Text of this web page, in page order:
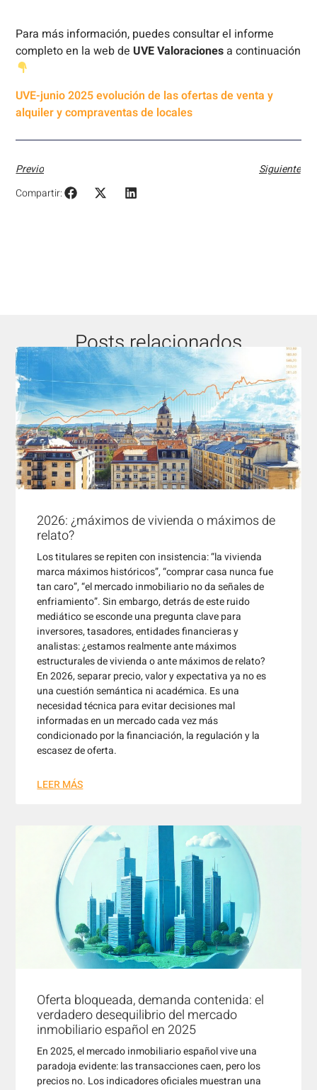
Para más información, puedes consultar el informe
completo en la web de UVE Valoracionesa continuación
UVE-junio 2025 evolución de las ofertas de venta y
alquiler y compraventas de locales
Previo
Siguiente
Compartir:
Posts relacionados
2026: ¿máximos de vivienda o máximos de
relato?
Los titulares se repiten con insistencia: “la vivienda
marca máximos históricos”, “comprar casa nunca fue
tan caro”, “el mercado inmobiliario no da señales de
enfriamiento”. Sin embargo, detrás de este ruido
mediático se esconde una pregunta clave para
inversores, tasadores, entidades financieras y
analistas: ¿estamos realmente ante máximos
estructurales de vivienda o ante máximos de relato?
En 2026, separar precio, valor y expectativa ya no es
una cuestión semántica ni académica. Es una
necesidad técnica para evitar decisiones mal
informadas en un mercado cada vez más
condicionado por la financiación, la regulación y la
escasez de oferta.
LEER MÁS
Oferta bloqueada, demanda contenida: el
verdadero desequilibrio del mercado
inmobiliario español en 2025
En 2025, el mercado inmobiliario español vive una
paradoja evidente: las transacciones caen, pero los
precios no. Los indicadores oficiales muestran una